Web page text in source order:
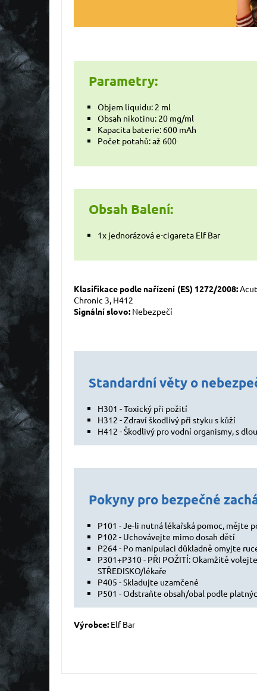
Parametry:
Objem liquidu: 2 ml
Obsah nikotinu: 20 mg/ml
Kapacita baterie: 600 mAh
Počet potahů: až 600
Obsah Balení:
1x jednorázová e-cigareta Elf Bar
Klasifikace podle nařízení (ES) 1272/2008:
Chronic 3, H412
Signální slovo: Nebezpečí
Standardní věty o
H301 - Toxický při požití
H312 - Zdraví škodlivý při styku s kůží
H412 - Škodlivý pro vodní organismy, s
Pokyny pro bezpečné
P101 - Je-li nutná lékařská pomoc, mějte
P102 - Uchovávejte mimo dosah dětí
P264 - Po manipulaci důkladně omyjte
P301+P310 - PŘI POŽITÍ: Okamžitě
STŘEDISKO/lékaře
P405 - Skladujte uzamčené
P501 - Odstraňte obsah/obal podle
Výrobce: Elf Bar